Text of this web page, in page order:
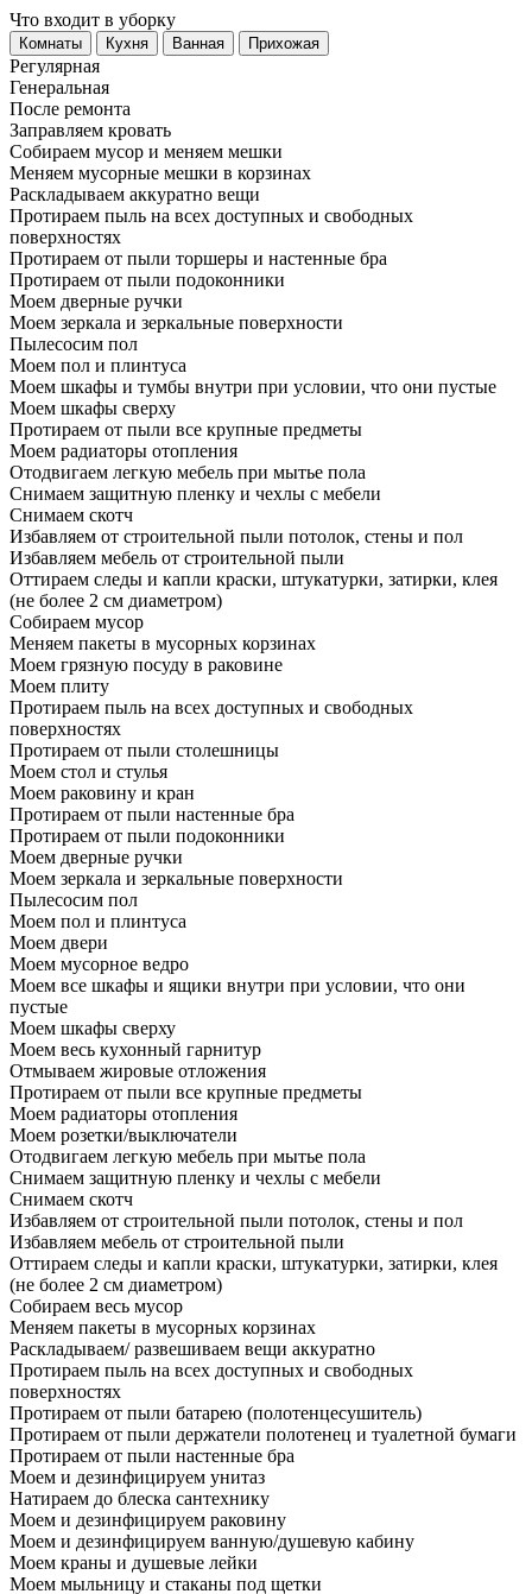
Что входит в уборку
Регу­лярная
Гене­ральная
После ремонта
Заправляем кровать
Собираем мусор и меняем мешки
Меняем мусорные мешки в корзинах
Раскладываем аккуратно вещи
Протираем пыль на всех доступных и свободных
поверхностях
Протираем от пыли торшеры и настенные бра
Протираем от пыли подоконники
Моем дверные ручки
Моем зеркала и зеркальные поверхности
Пылесосим пол
Моем пол и плинтуса
Моем шкафы и тумбы внутри при условии, что они пустые
Моем шкафы сверху
Протираем от пыли все крупные предметы
Моем радиаторы отопления
Отодвигаем легкую мебель при мытье пола
Снимаем защитную пленку и чехлы с мебели
Снимаем скотч
Избавляем от строительной пыли потолок, стены и пол
Избавляем мебель от строительной пыли
Оттираем следы и капли краски, штукатурки, затирки, клея
(не более 2 см диаметром)
Собираем мусор
Меняем пакеты в мусорных корзинах
Моем грязную посуду в раковине
Моем плиту
Протираем пыль на всех доступных и свободных
поверхностях
Протираем от пыли столешницы
Моем стол и стулья
Моем раковину и кран
Протираем от пыли настенные бра
Протираем от пыли подоконники
Моем дверные ручки
Моем зеркала и зеркальные поверхности
Пылесосим пол
Моем пол и плинтуса
Моем двери
Моем мусорное ведро
Моем все шкафы и ящики внутри при условии, что они
пустые
Моем шкафы сверху
Моем весь кухонный гарнитур
Отмываем жировые отложения
Протираем от пыли все крупные предметы
Моем радиаторы отопления
Моем розетки/выключатели
Отодвигаем легкую мебель при мытье пола
Снимаем защитную пленку и чехлы с мебели
Снимаем скотч
Избавляем от строительной пыли потолок, стены и пол
Избавляем мебель от строительной пыли
Оттираем следы и капли краски, штукатурки, затирки, клея
(не более 2 см диаметром)
Собираем весь мусор
Меняем пакеты в мусорных корзинах
Раскладываем/ развешиваем вещи аккуратно
Протираем пыль на всех доступных и свободных
поверхностях
Протираем от пыли батарею (полотенцесушитель)
Протираем от пыли держатели полотенец и туалетной бумаги
Протираем от пыли настенные бра
Моем и дезинфицируем унитаз
Натираем до блеска сантехнику
Моем и дезинфицируем раковину
Моем и дезинфицируем ванную/душевую кабину
Моем краны и душевые лейки
Моем мыльницу и стаканы под щетки